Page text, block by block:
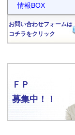
情報BOX
お問い合わせフォームは
コチラをクリック
ＦＰ
募集中！！